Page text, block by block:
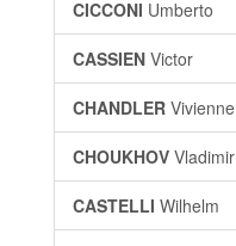
CICCONI Umberto
CASSIEN Victor
CHANDLER Vivienne
CHOUKHOV Vladimir
CASTELLI Wilhelm